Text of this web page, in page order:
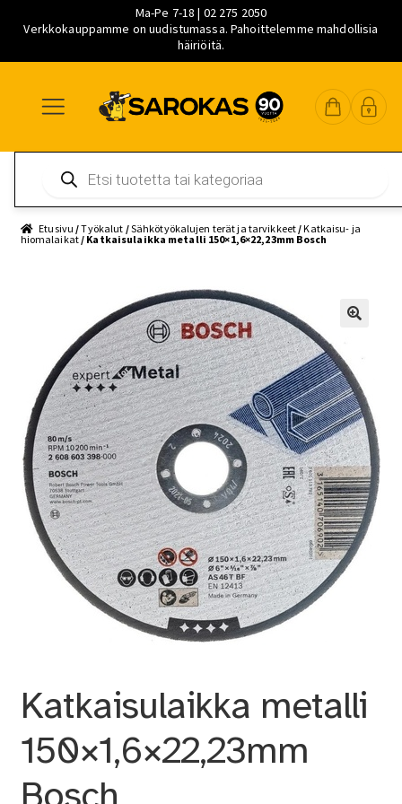
Ma-Pe 7-18 | 02 275 2050
Verkkokauppamme on uudistumassa. Pahoittelemme mahdollisia
häiriöitä.
navigointiin
sisältöön
pääsisältöön
search
Etusivu /Työkalut /Sähkötyökalujen terät ja tarvikkeet /Katkaisu- ja
hiomalaikat/ Katkaisulaikka metalli 150×1,6×22,23mm Bosch
Katkaisulaikka metalli
150×1,6×22,23mm